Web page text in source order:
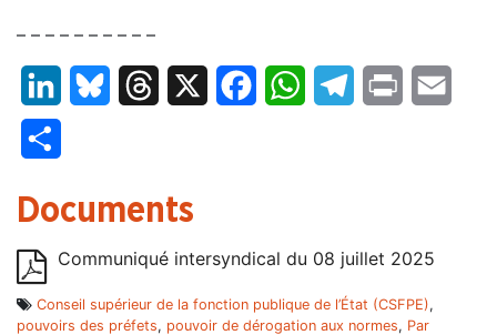
– – – – – – – – – –
LinkedInBluesky Threads FacebookWhatsAppTelegram
Print
Documents
Communiqué intersyndical du 08 juillet 2025
Conseil supérieur de la fonction publique de l’État (CSFPE),
pouvoirs des préfets, pouvoir de dérogation aux normes, Par